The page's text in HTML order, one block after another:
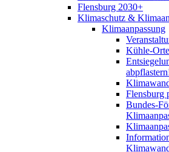
Flensburg 2030+
Klimaschutz &
Klimaanpassung
Kühle-
Flensburg
Bundes-